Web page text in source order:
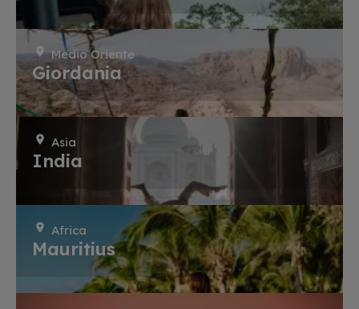
Medio Oriente
Giordania
Asia
India
Africa
Mauritius